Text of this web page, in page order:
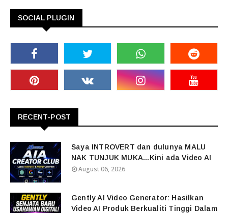
SOCIAL PLUGIN
RECENT-POST
Saya INTROVERT dan dulunya MALU
NAK TUNJUK MUKA...Kini ada Video AI
August 06, 2026
Gently AI Video Generator: Hasilkan
Video AI Produk Berkualiti Tinggi Dalam